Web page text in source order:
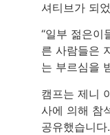
셔티브가 되
“일부 젊은이
른 사람들은
는 부르심을
캠프는 제니
사에 의해 참
공유했습니